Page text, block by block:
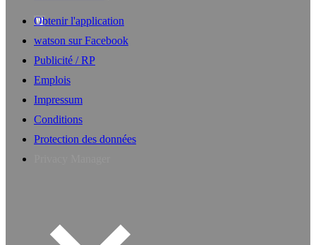
Obtenir l'application
watson sur Facebook
Publicité / RP
Emplois
Impressum
Conditions
Protection des données